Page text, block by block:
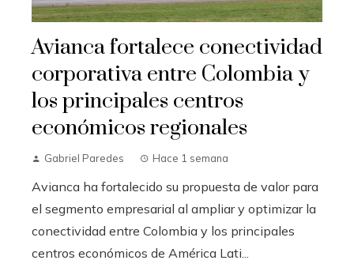
Avianca fortalece conectividad
corporativa entre Colombia y
los principales centros
económicos regionales
Gabriel Paredes Hace 1 semana
Avianca ha fortalecido su propuesta de valor para
el segmento empresarial al ampliar y optimizar la
conectividad entre Colombia y los principales
centros económicos de América Lati...